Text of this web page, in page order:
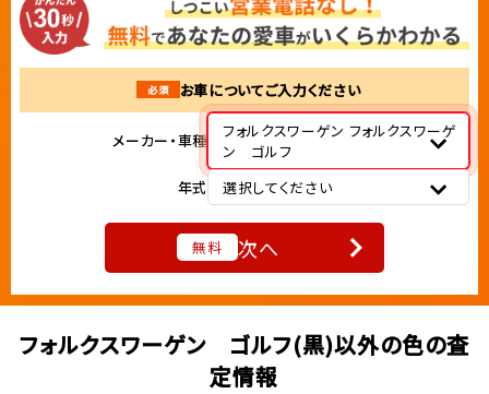
必須 お車についてご入力ください
メーカー・車種
フォルクスワーゲン フォルクスワーゲ
ン ゴルフ
年式
選択してください
無料 次へ
フォルクスワーゲン ゴルフ(黒)以外の色の査
定情報